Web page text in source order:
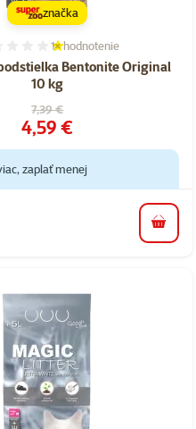
Bentonite Original
10 kg
Hodnotenie 20%, počet
1×hodnotenie
Pôvodná cena
7,39 €
Cena
4,59 €
značka
zaplať menej
do